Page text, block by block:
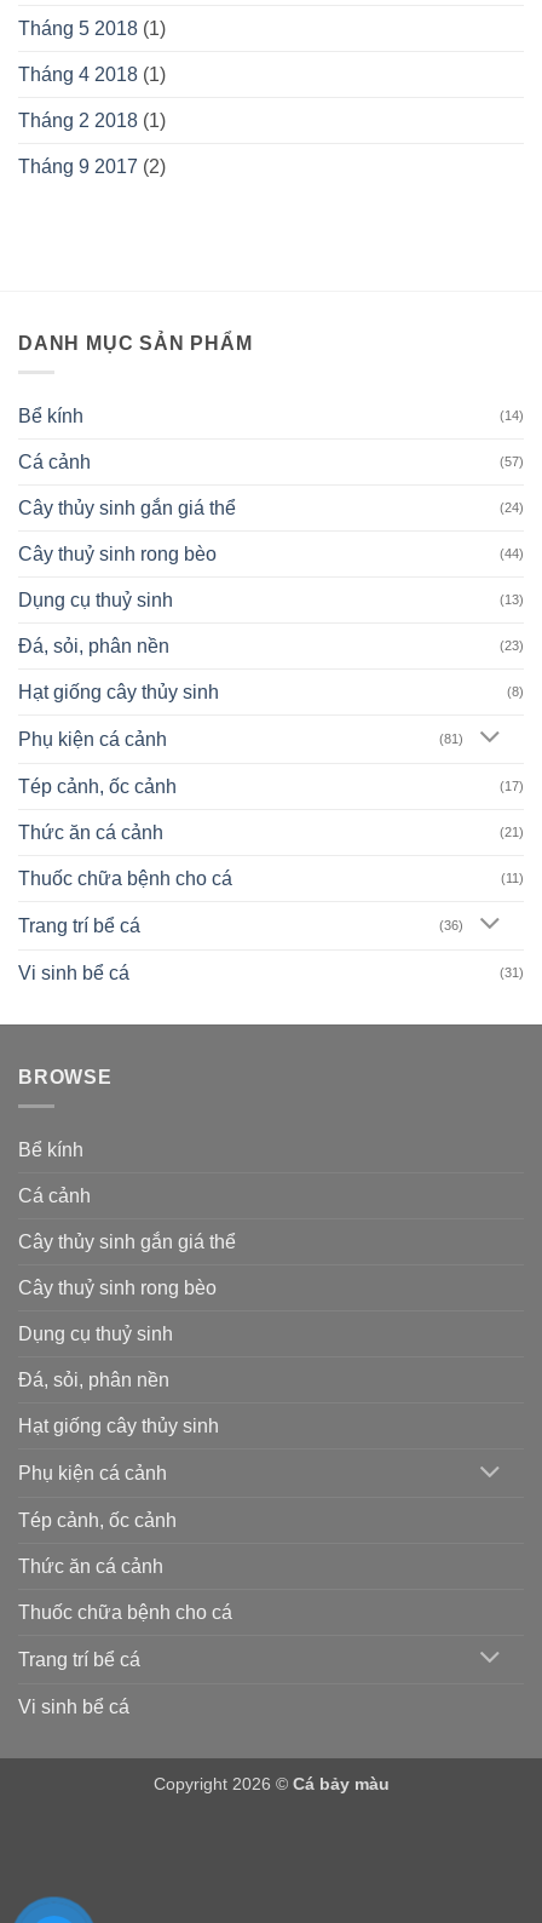
Tháng 5 2018 (1)
Tháng 4 2018 (1)
Tháng 2 2018 (1)
Tháng 9 2017 (2)
DANH MỤC SẢN PHẨM
Bể kính (14)
Cá cảnh (57)
Cây thủy sinh gắn giá thể (24)
Cây thuỷ sinh rong bèo (44)
Dụng cụ thuỷ sinh (13)
Đá, sỏi, phân nền (23)
Hạt giống cây thủy sinh (8)
Phụ kiện cá cảnh (81)
Tép cảnh, ốc cảnh (17)
Thức ăn cá cảnh (21)
Thuốc chữa bệnh cho cá (11)
Trang trí bể cá (36)
Vi sinh bể cá (31)
BROWSE
Bể kính
Cá cảnh
Cây thủy sinh gắn giá thể
Cây thuỷ sinh rong bèo
Dụng cụ thuỷ sinh
Đá, sỏi, phân nền
Hạt giống cây thủy sinh
Phụ kiện cá cảnh
Tép cảnh, ốc cảnh
Thức ăn cá cảnh
Thuốc chữa bệnh cho cá
Trang trí bể cá
Vi sinh bể cá
Copyright 2026 © Cá bảy màu